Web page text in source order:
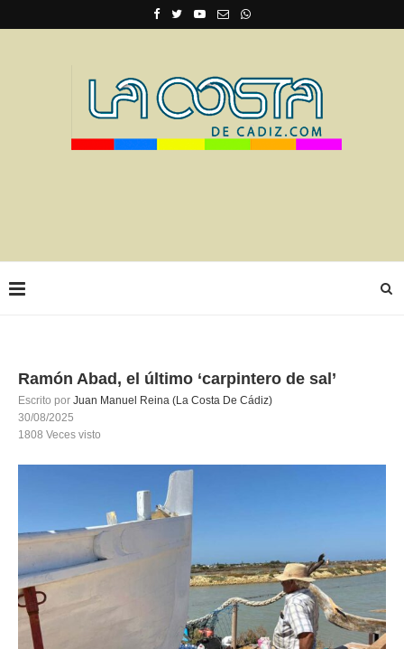
Ramón Abad, el último ‘carpintero de sal’
Escrito por Juan Manuel Reina (La Costa De Cádiz)
30/08/2025
1808 Veces visto